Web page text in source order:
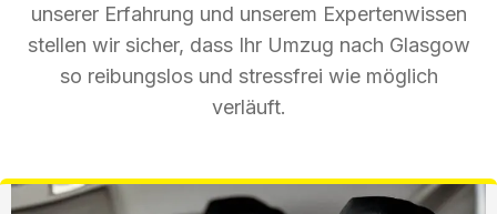
unserer Erfahrung und unserem Expertenwissen
stellen wir sicher, dass Ihr Umzug nach Glasgow
so reibungslos und stressfrei wie möglich
verläuft.